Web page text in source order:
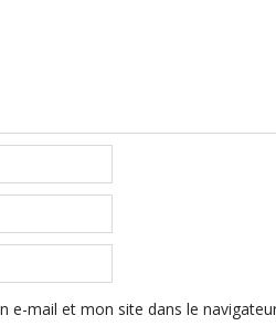
e-mail et mon site dans le